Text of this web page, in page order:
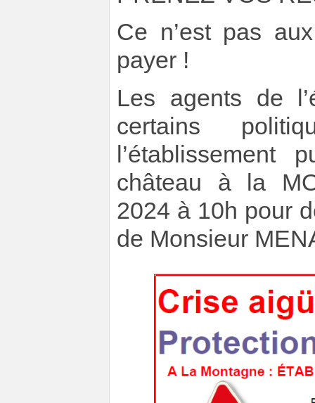
Ce n’est pas
payer !
Les agents de
certains
château à la
2024 à 10h pour
de Monsieur